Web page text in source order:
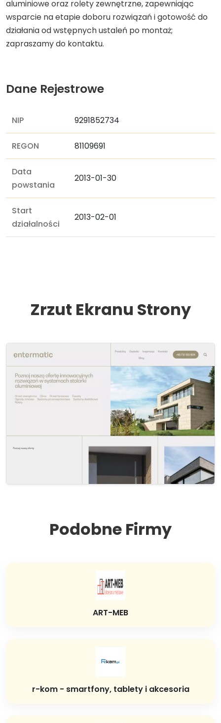
aluminiowe oraz rolety zewnętrzne, zapewniając
wsparcie na etapie doboru rozwiązań i gotowość do
działania od wstępnych ustaleń po montaż;
zapraszamy do kontaktu.
Dane Rejestrowe
NIP 9291852734
REGON 81109691
Data
powstania
2013-01-30
Start
działalności
2013-02-01
Zrzut Ekranu Strony
Podobne Firmy
ART-MEB
r-kom - smartfony, tablety i akcesoria